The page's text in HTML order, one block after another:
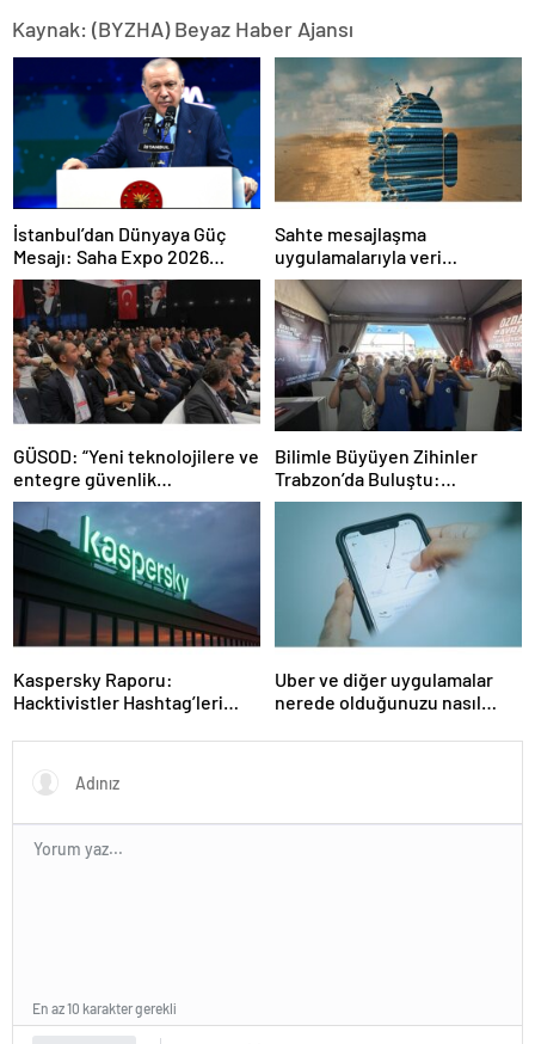
Kaynak: (BYZHA) Beyaz Haber Ajansı
İstanbul’dan Dünyaya Güç
Mesajı: Saha Expo 2026
Rekorlarla Kapılarını Kapattı
Sahte mesajlaşma
uygulamalarıyla veri
sızdırıyorlar- Haber Şafak
GÜSOD: “Yeni teknolojilere ve
entegre güvenlik
sistemlerine önem artacak”-
Haber Şafak
Bilimle Büyüyen Zihinler
Trabzon’da Buluştu:
STEAMFEST’te Bilim Rüzgârı
Esti!- Haber Şafak
Kaspersky Raporu:
Hacktivistler Hashtag’leri
Kullanıyor, 2025’te
Saldırılarda DDoS Öne
Çıkıyor- Haber Şafak
Uber ve diğer uygulamalar
nerede olduğunuzu nasıl
En az 10 karakter gerekli